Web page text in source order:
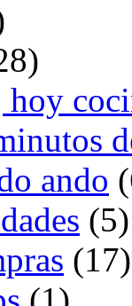
hoy
ando
(5)
(17)